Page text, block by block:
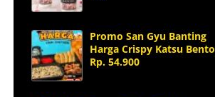
Promo San Gyu Banting
Harga Crispy Katsu Bento
Rp. 54.900